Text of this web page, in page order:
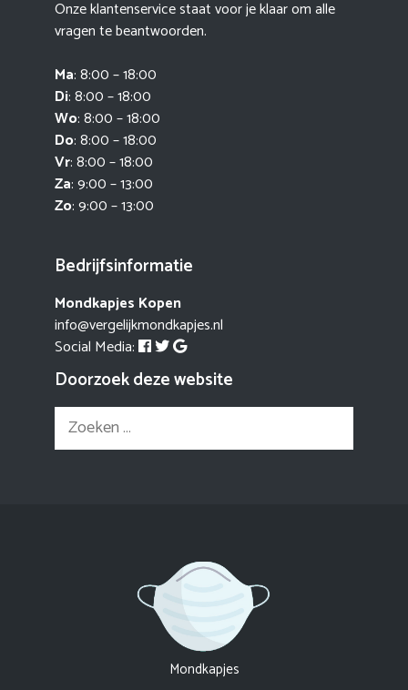
Onze klantenservice staat voor je klaar om alle
vragen te beantwoorden.
Ma: 8:00 – 18:00
Di: 8:00 – 18:00
Wo: 8:00 – 18:00
Do: 8:00 – 18:00
Vr: 8:00 – 18:00
Za: 9:00 – 13:00
Zo: 9:00 – 13:00
Bedrijfsinformatie
Mondkapjes Kopen
info@vergelijkmondkapjes.nl
Social Media:
Doorzoek deze website
Zoek
naar:
Mondkapjes